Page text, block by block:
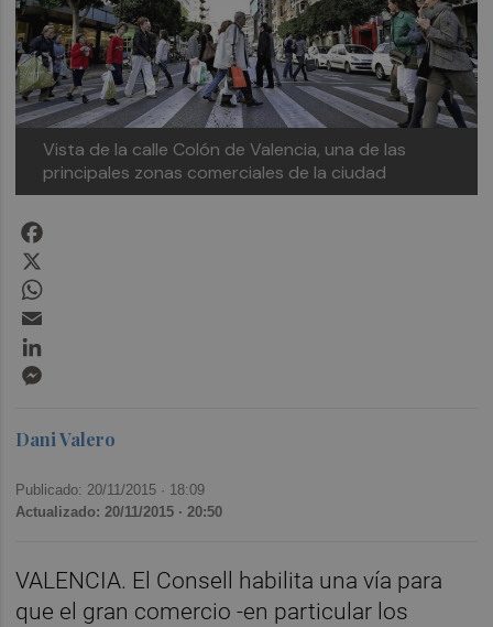
Vista de la calle Colón de Valencia, una de las
principales zonas comerciales de la ciudad
Dani Valero
Publicado: 20/11/2015 · 18:09
Actualizado: 20/11/2015 · 20:50
VALENCIA. El Consell habilita una vía para
que el gran comercio -en particular los